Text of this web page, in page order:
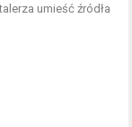
umieść źródła